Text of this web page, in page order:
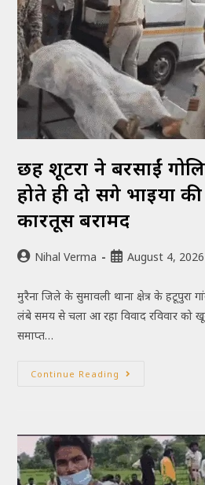
छह शूटरों ने बरसाईं
होते ही दो सगे भाइयों
कारतूस बरामद
Nihal Verma August 4, 2026
मुरैना जिले के सुमावली थाना क्षेत्र के हटूपुरा
लंबे समय से चला आ रहा विवाद रविवार को
समाप्त…
Continue Reading